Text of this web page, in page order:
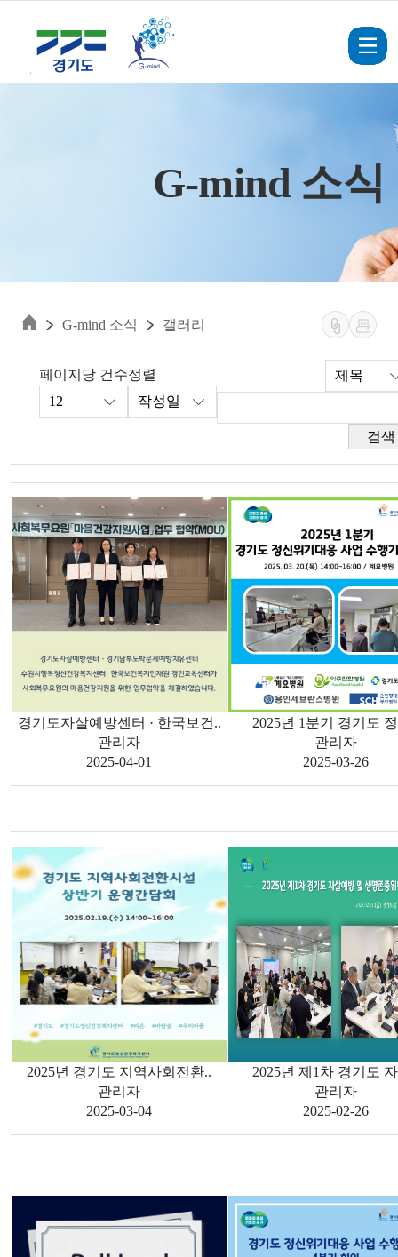
G-mind 소식
G-mind 소식 갤러리
페이지당 건수정렬
검색
경기도자살예방센터 · 한국보건..
관리자
2025-04-01
2025년 1분기 경기도
관리자
2025-03-26
2025년 경기도 지역사회전환..
관리자
2025-03-04
2025년 제1차 경기도
관리자
2025-02-26